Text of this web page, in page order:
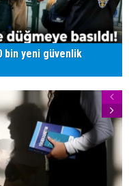
bin yeni güvenlik